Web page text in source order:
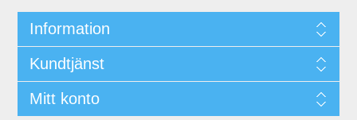
Information
Kundtjänst
Mitt konto